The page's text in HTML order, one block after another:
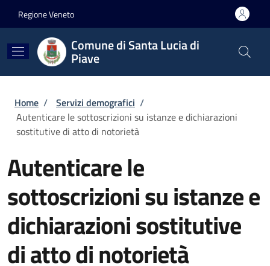
Regione Veneto
Comune di Santa Lucia di
Piave
Briciole di pane
Home / Servizi demografici /
Autenticare le sottoscrizioni su istanze e dichiarazioni
sostitutive di atto di notorietà
Autenticare le
sottoscrizioni su istanze e
dichiarazioni sostitutive
di atto di notorietà